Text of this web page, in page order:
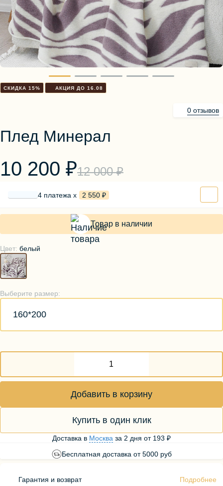
Блузы, толстовки
Пуловеры
Костюмы
Платья
Юбки
Брюки, шорты
Плед Минерал
0 отзывов
СКИДКА 15% АКЦИЯ ДО 16.08
Цвет: белый
Выберите размер:
160*200
12 000 ₽
10 200 ₽
4 платежа х 2 550 ₽
Товар в наличии
Добавить в корзину
Купить в один клик
Доставка в Москва за 2 дня от 193 ₽
Бесплатная доставка от 5000 руб
Гарантия и возврат Подробнее